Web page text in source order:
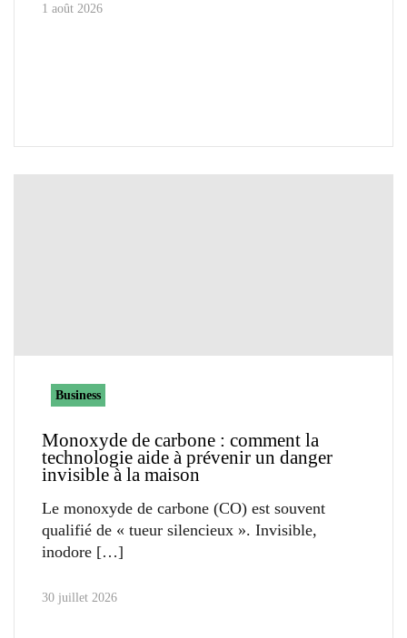
1 août 2026
Business
Monoxyde de carbone : comment la
technologie aide à prévenir un danger
invisible à la maison
Le monoxyde de carbone (CO) est souvent
qualifié de « tueur silencieux ». Invisible,
inodore
30 juillet 2026